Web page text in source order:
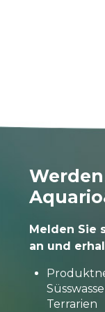
Melden Sie
an und
Terrarien